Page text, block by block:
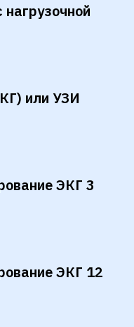
или УЗИ
ЭКГ 3
ЭКГ 12